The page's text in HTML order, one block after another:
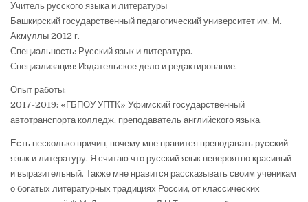
Учитель русского языка и литературы
Башкирский государственный педагогический университет им. М.
Акмуллы 2012 г.
Специальность: Русский язык и литература.
Специализация: Издательское дело и редактирование.
Опыт работы:
2017-2019: «ГБПОУ УПТК» Уфимский государственный
автотранспорта колледж, преподаватель английского языка
Есть несколько причин, почему мне нравится преподавать русский
язык и литературу. Я считаю что русский язык невероятно красивый
и выразительный. Также мне нравится рассказывать своим ученикам
о богатых литературных традициях России, от классических